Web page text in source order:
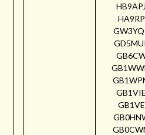
HB9APJ
HA9RP
GB1VIE
GB1VE